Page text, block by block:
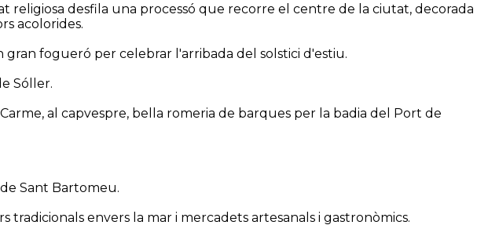
religiosa desfila una processó que recorre el centre de la ciutat, decorada
acolorides.
gran fogueró per celebrar l'arribada del solstici d'estiu.
Sóller.
al capvespre, bella romeria de barques per la badia del Port de
Sant Bartomeu.
tradicionals envers la mar i mercadets artesanals i gastronòmics.